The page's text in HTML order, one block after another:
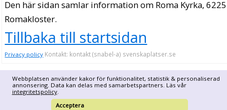
Webbplatsen använder kakor för funktionalitet, statistik & personaliserad
annonsering. Data kan delas med samarbetspartners. Läs vår
integritetspolicy.
Acceptera
Den här sidan samlar information om Roma Kyrka,
Romakloster.
Tillbaka till startsidan
Privacy policy Kontakt: kontakt (snabel-a) svenskaplatser.se